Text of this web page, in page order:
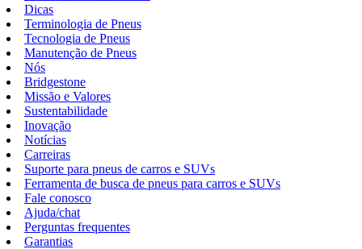
Dicas
Terminologia de Pneus
Tecnologia de Pneus
Manutenção de Pneus
Nós
Bridgestone
Missão e Valores
Sustentabilidade
Inovação
Notícias
Carreiras
Suporte para pneus de carros e SUVs
Ferramenta de busca de pneus para carros e SUVs
Fale conosco
Ajuda/chat
Perguntas frequentes
Garantias